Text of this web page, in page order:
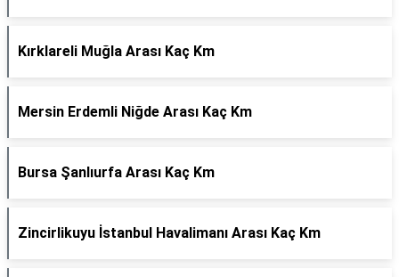
Kırklareli Muğla Arası Kaç Km
Mersin Erdemli Niğde Arası Kaç Km
Bursa Şanlıurfa Arası Kaç Km
Zincirlikuyu İstanbul Havalimanı Arası Kaç Km